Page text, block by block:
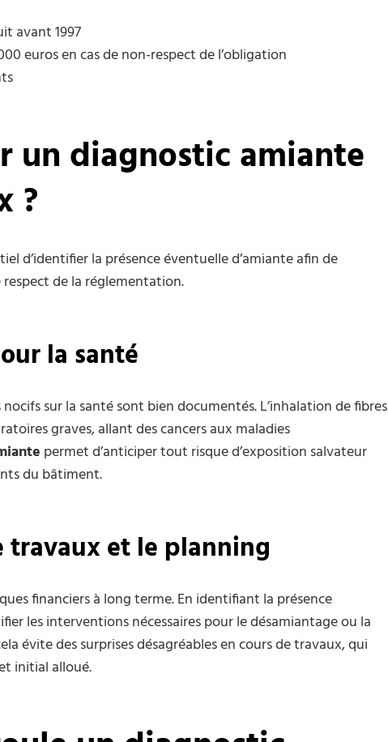
avant 1997
euros en cas de non-respect de l’obligation
un diagnostic amiante
?
d’identifier la présence éventuelle d’amiante afin de
de la réglementation.
la santé
sur la santé sont bien documentés. L’inhalation de fibres
graves, allant des cancers aux maladies
permet d’anticiper tout risque d’exposition salvateur
du bâtiment.
et le planning
financiers à long terme. En identifiant la présence
les interventions nécessaires pour le désamiantage ou la
évite des surprises désagréables en cours de travaux, qui
initial alloué.